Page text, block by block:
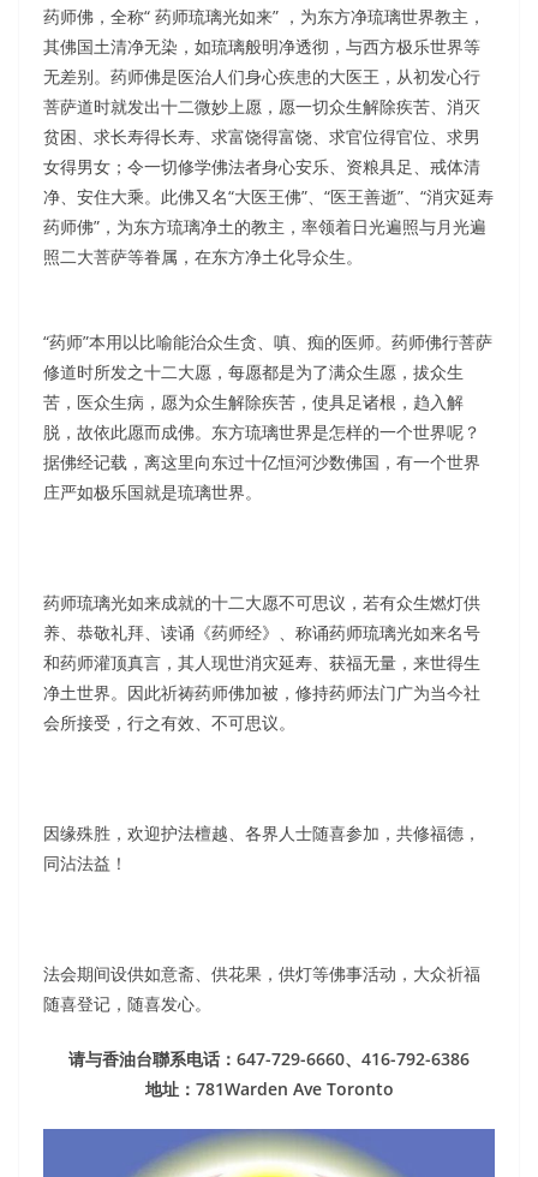
药师佛，全称“ 药师琉璃光如来” ，为东方净琉璃世界教主，
其佛国土清净无染，如琉璃般明净透彻，与西方极乐世界等
无差别。药师佛是医治人们身心疾患的大医王，从初发心行
菩萨道时就发出十二微妙上愿，愿一切众生解除疾苦、消灭
贫困、求长寿得长寿、求富饶得富饶、求官位得官位、求男
女得男女；令一切修学佛法者身心安乐、资粮具足、戒体清
净、安住大乘。此佛又名“大医王佛”、“医王善逝”、“消灾延寿
药师佛”，为东方琉璃净土的教主，率领着日光遍照与月光遍
照二大菩萨等眷属，在东方净土化导众生。
“药师”本用以比喻能治众生贪、嗔、痴的医师。药师佛行菩萨
修道时所发之十二大愿，每愿都是为了满众生愿，拔众生
苦，医众生病，愿为众生解除疾苦，使具足诸根，趋入解
脱，故依此愿而成佛。东方琉璃世界是怎样的一个世界呢？
据佛经记载，离这里向东过十亿恒河沙数佛国，有一个世界
庄严如极乐国就是琉璃世界。
药师琉璃光如来成就的十二大愿不可思议，若有众生燃灯供
养、恭敬礼拜、读诵《药师经》、称诵药师琉璃光如来名号
和药师灌顶真言，其人现世消灾延寿、获福无量，来世得生
净土世界。因此祈祷药师佛加被，修持药师法门广为当今社
会所接受，行之有效、不可思议。
因缘殊胜，欢迎护法檀越、各界人士随喜参加，共修福德，
同沾法益！
法会期间设供如意斋、供花果，供灯等佛事活动，大众祈福
随喜登记，随喜发心。
请与香油台聯系电话：647-729-6660、416-792-6386
地址：781Warden Ave Toronto